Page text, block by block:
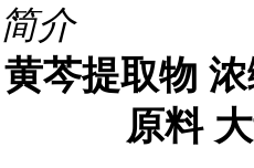
简介
黄芩提取物
原料